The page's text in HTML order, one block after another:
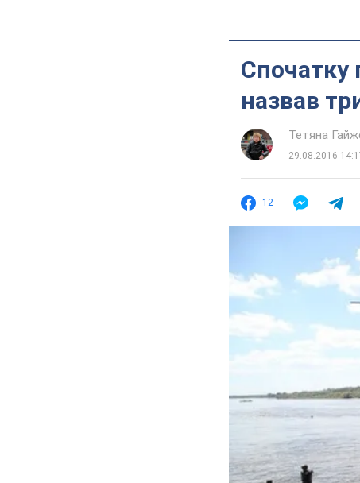
Спочатку
назвав
Тетяна
29.08.2016
12